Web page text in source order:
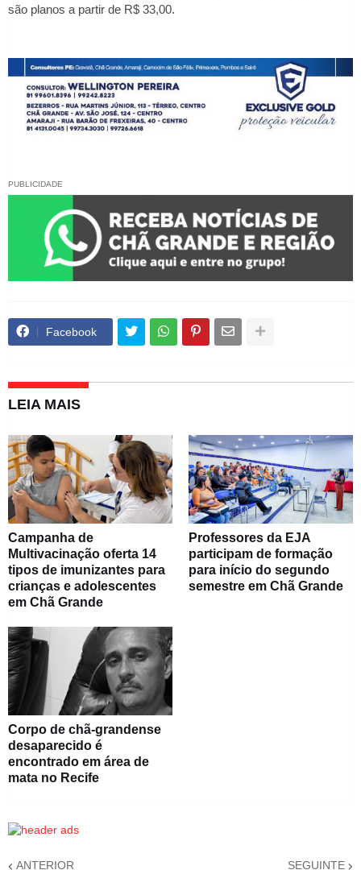
são planos a partir de R$ 33,00.
PUBLICIDADE
Facebook
LEIA MAIS
Campanha de
Multivacinação oferta 14
tipos de imunizantes para
crianças e adolescentes
em Chã Grande
Professores da EJA
participam de formação
para início do segundo
semestre em Chã Grande
Corpo de chã-grandense
desaparecido é
encontrado em área de
mata no Recife
ANTERIOR SEGUINTE